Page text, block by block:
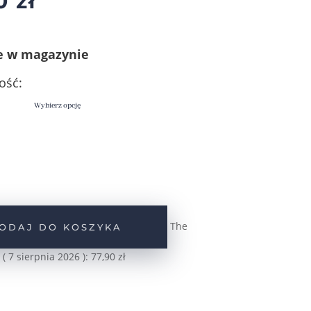
w magazynie
DO KOSZYKA The
(7 sierpnia 2026): 77,90 zł